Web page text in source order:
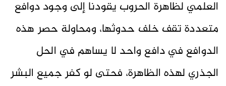
العلمي لظاهرة الحروب يقودنا إلى وجود دوافع
متعددة تقف خلف حدوثها، ومحاولة حصر هذه
الدوافع في دافع واحد لا يساهم في الحل
الجذري لهذه الظاهرة، فحتى لو كفر جميع البشر